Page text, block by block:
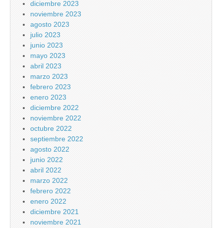
diciembre 2023
noviembre 2023
agosto 2023
julio 2023
junio 2023
mayo 2023
abril 2023
marzo 2023
febrero 2023
enero 2023
diciembre 2022
noviembre 2022
octubre 2022
septiembre 2022
agosto 2022
junio 2022
abril 2022
marzo 2022
febrero 2022
enero 2022
diciembre 2021
noviembre 2021